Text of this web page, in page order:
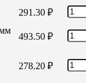
291.30 ₽
493.50 ₽
278.20 ₽